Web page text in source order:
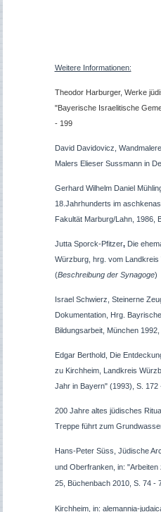
Weitere Informationen:
Theodor Harburger, Werke
"Bayerische Israelitische
- 199
David Davidovicz,
Malers Elieser Sussmann in
Gerhard Wilhelm Daniel
18.Jahrhunderts im
Fakultät Marburg/Lahn, 1986,
Jutta Sporck-Pfitzer,Die
Würzburg, hrg. vom
(Beschreibung der Synagoge)
Israel Schwierz, Steinerne
Dokumentation, Hrg.
Bildungsarbeit, München 1992,
Edgar Berthold, Die
zu Kirchheim, Landkreis
Jahr in Bayern" (1993), S. 172
200 Jahre altes jüdisches
Treppe führt zum
Hans-Peter Süss, Jüdische
und Oberfranken, in:
25, Büchenbach 2010, S. 74 -
Kirchheim, in: alemannia-